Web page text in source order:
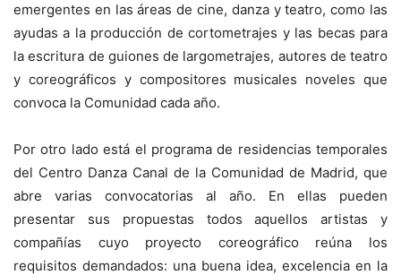
emergentes en las áreas de cine, danza y teatro, como las
ayudas a la producción de cortometrajes y las becas para
la escritura de guiones de largometrajes, autores de teatro
y coreográficos y compositores musicales noveles que
convoca la Comunidad cada año.
Por otro lado está el programa de residencias temporales
del Centro Danza Canal de la Comunidad de Madrid, que
abre varias convocatorias al año. En ellas pueden
presentar sus propuestas todos aquellos artistas y
compañías cuyo proyecto coreográfico reúna los
requisitos demandados: una buena idea, excelencia en la